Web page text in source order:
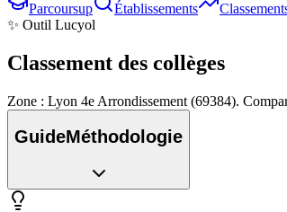
Parcoursup Établissements
✨ Outil Lucyol
Classement des collèges
Zone : Lyon 4e Arrondissement (69384).
GuideMéthodologie